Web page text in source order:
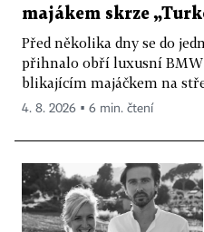
majákem skrze
Před několika dny se do
přihnalo obří luxusní BMW
blikajícím majáčkem na
4. 8. 2026 ▪ 6 min. čtení